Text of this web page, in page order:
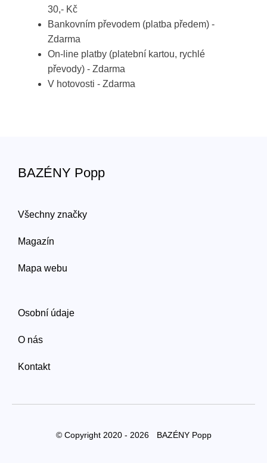
30,- Kč
Bankovním převodem (platba předem) -
Zdarma
On-line platby (platební kartou, rychlé
převody) - Zdarma
V hotovosti - Zdarma
BAZÉNY Popp
Všechny značky
Magazín
Mapa webu
Osobní údaje
O nás
Kontakt
© Copyright 2020 - 2026 BAZÉNY Popp